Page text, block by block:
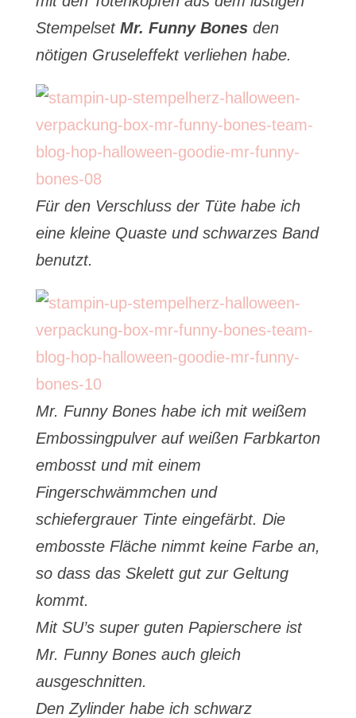
Stempelset Mr. Funny Bonesden
nötigen Gruseleffekt verliehen habe.
Für den Verschluss der Tüte habe ich
eine kleine Quaste und schwarzes Band
benutzt.
Mr. Funny Bones habe ich mit weißem
Embossingpulver auf weißen Farbkarton
embosst und mit einem
Fingerschwämmchen und
schiefergrauer Tinte eingefärbt. Die
embosste Fläche nimmt keine Farbe an,
so dass das Skelett gut zur Geltung
kommt.
Mit SU’s super guten Papierschere ist
Mr. Funny Bones auch gleich
ausgeschnitten.
Den Zylinder habe ich schwarz